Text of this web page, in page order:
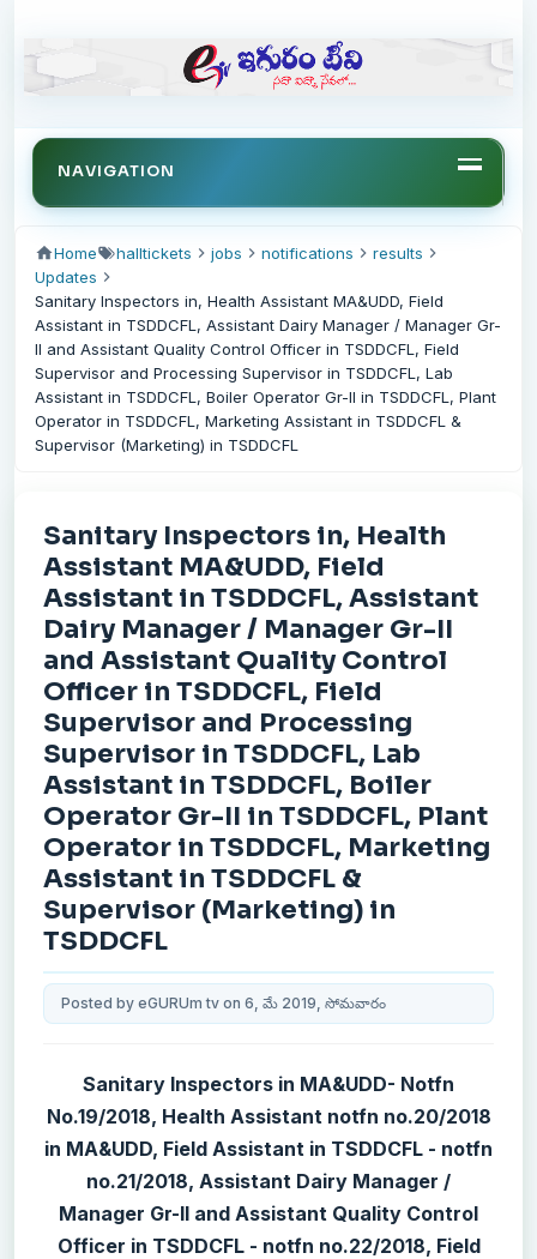
NAVIGATION
Home halltickets jobs notifications
results
Updates
Sanitary Inspectors in, Health Assistant MA&UDD, Field
Assistant in TSDDCFL, Assistant Dairy Manager / Manager Gr-
II and Assistant Quality Control Officer in TSDDCFL, Field
Supervisor and Processing Supervisor in TSDDCFL, Lab
Assistant in TSDDCFL, Boiler Operator Gr-II in TSDDCFL, Plant
Operator in TSDDCFL, Marketing Assistant in TSDDCFL &
Supervisor (Marketing) in TSDDCFL
Sanitary Inspectors in, Health
Assistant MA&UDD, Field
Assistant in TSDDCFL, Assistant
Dairy Manager / Manager Gr-II
and Assistant Quality Control
Officer in TSDDCFL, Field
Supervisor and Processing
Supervisor in TSDDCFL, Lab
Assistant in TSDDCFL, Boiler
Operator Gr-II in TSDDCFL, Plant
Operator in TSDDCFL, Marketing
Assistant in TSDDCFL &
Supervisor (Marketing) in
TSDDCFL
Posted by eGURUm tv on 6, మే 2019, సోమవారం
Sanitary Inspectors in MA&UDD- Notfn
No.19/2018, Health Assistant notfn no.20/2018
in MA&UDD, Field Assistant in TSDDCFL - notfn
no.21/2018, Assistant Dairy Manager /
Manager Gr-II and Assistant Quality Control
Officer in TSDDCFL - notfn no.22/2018, Field